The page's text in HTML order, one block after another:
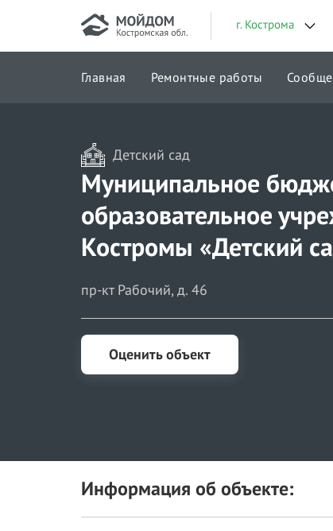
г. Кострома
Главная Ремонтные работы
Детский сад
Муниципальное
образовательное
Костромы «Детский
пр-кт Рабочий, д. 46
Оценить объект
Информация об объекте: